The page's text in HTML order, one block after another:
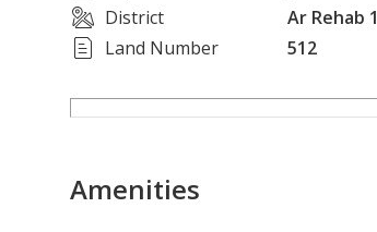
District
Ar Rehab 1
Land Number
512
Amenities